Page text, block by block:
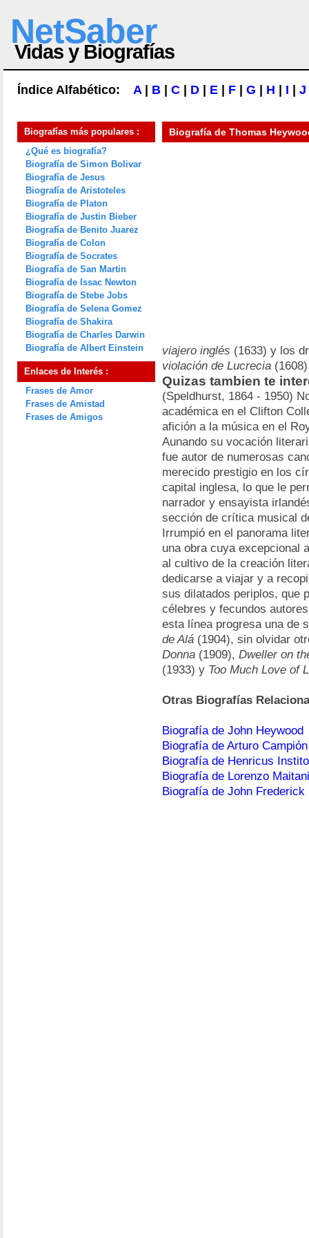
NetSaber
Vidas y Biografías
Índice Alfabético: A| B C D E F G H I J
Biografías más populares :
¿Qué es biografía?
Biografía de Simon Bolivar
Biografía de Jesus
Biografía de Aristoteles
Biografía de Platon
Biografía de Justin Bieber
Biografía de Benito Juarez
Biografía de Colon
Biografía de Socrates
Biografía de San Martin
Biografía de Issac Newton
Biografía de Stebe Jobs
Biografía de Selena Gomez
Biografía de Shakira
Biografía de Charles Darwin
Biografía de Albert Einstein
Enlaces de Interés :
Frases de Amor
Frases de Amistad
Frases de Amigos
Biografía de Thomas
viajero inglés (1633) y los
violación de Lucrecia (1608)
Quizas tambien te
(Speldhurst, 1864 - 1950)
académica en el Clifton
afición a la música en el
Aunando su vocación
fue autor de numerosas
merecido prestigio en los
capital inglesa, lo que le
narrador y ensayista
sección de crítica musical
Irrumpió en el panorama
una obra cuya excepcional
al cultivo de la creación
dedicarse a viajar y a
sus dilatados periplos, que
célebres y fecundos
esta línea progresa una de
de Alá (1904), sin olvidar
Donna (1909), Dweller on
(1933) y Too Much Love of
Otras Biografías
Biografía de John Heywood
Biografía de Arturo Campión
Biografía de Henricus
Biografía de Lorenzo Maitani
Biografía de John Frederick